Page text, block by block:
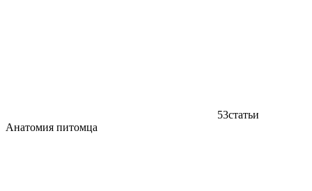
53статьи
Анатомия питомца